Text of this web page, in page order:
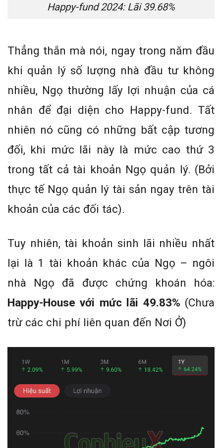
Happy-fund 2024: Lãi 39.68%
Thẳng thắn mà nói, ngay trong năm đầu
khi quản lý số lượng nhà đầu tư không
nhiều, Ngọ thường lấy lợi nhuận của cá
nhân để đại diện cho Happy-fund. Tất
nhiên nó cũng có những bất cập tương
đối, khi mức lãi này là mức cao thứ 3
trong tất cả tài khoản Ngọ quản lý. (Bởi
thực tế Ngọ quản lý tài sản ngay trên tài
khoản của các đối tác).
Tuy nhiên, tài khoản sinh lãi nhiều nhất
lại là 1 tài khoản khác của Ngọ – ngôi
nhà Ngọ đã được chứng khoán hóa:
Happy-House với mức lãi 49.83% (Chưa
trừ các chi phí liên quan đến Nơi Ở)